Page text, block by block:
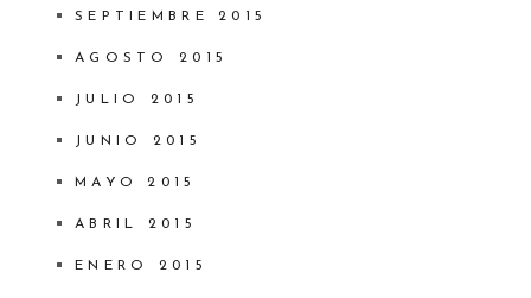
SEPTIEMBRE 2015
AGOSTO 2015
JULIO 2015
JUNIO 2015
MAYO 2015
ABRIL 2015
ENERO 2015